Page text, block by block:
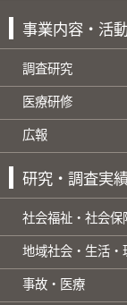
事業内容・活
調査研究
医療研修
広報
研究・調査実
社会福祉・社会保
地域社会・生活・
事故・医療